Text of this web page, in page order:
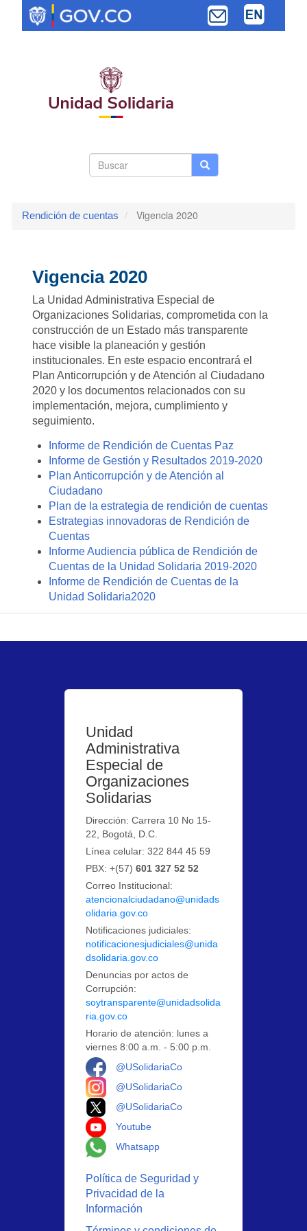
contenido
Buscar Buscar
Rendición de cuentas Vigencia 2020
Vigencia 2020
La Unidad Administrativa Especial de
Organizaciones Solidarias, comprometida con la
construcción de un Estado más transparente
hace visible la planeación y gestión
institucionales. En este espacio encontrará el
Plan Anticorrupción y de Atención al Ciudadano
2020 y los documentos relacionados con su
implementación, mejora, cumplimiento y
seguimiento.
Informe de Rendición de Cuentas Paz
Informe de Gestión y Resultados 2019-2020
Plan Anticorrupción y de Atención al
Ciudadano
Plan de la estrategia de rendición de cuentas
Estrategias innovadoras de Rendición de
Cuentas
Informe Audiencia pública de Rendición de
Cuentas de la Unidad Solidaria 2019-2020
Informe de Rendición de Cuentas de la
Unidad Solidaria2020
Unidad
Administrativa
Especial de
Organizaciones
Solidarias
Dirección: Carrera 10 No 15-
22, Bogotá, D.C.
Línea celular: 322 844 45 59
PBX: +(57)601 327 52 52
Correo Institucional:
atencionalciudadano@unidads
olidaria.gov.co
Notificaciones judiciales:
notificacionesjudiciales@unida
dsolidaria.gov.co
Denuncias por actos de
Corrupción:
soytransparente@unidadsolida
ria.gov.co
Horario de atención: lunes a
viernes 8:00 a.m. - 5:00 p.m.
@USolidariaCo
@USolidariaCo
@USolidariaCo
Youtube
Whatsapp
Política de Seguridad y
Privacidad de la
Información